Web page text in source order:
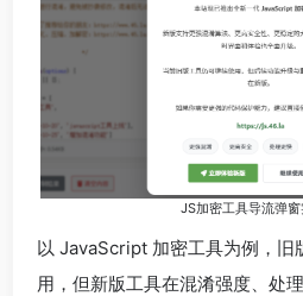
JS加密工具导流弹
以 JavaScript 加密工具为例，旧
用，但新版工具在混淆强度、处